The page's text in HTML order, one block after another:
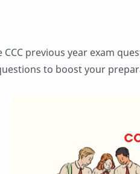
CCC previous year exam
to boost your